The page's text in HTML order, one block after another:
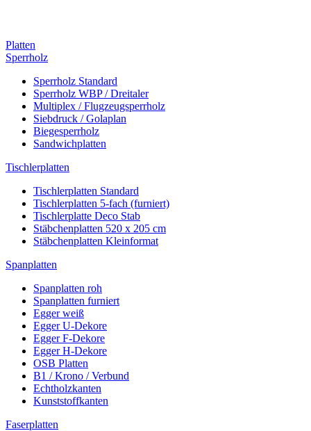
Platten
Sperrholz
Sperrholz Standard
Sperrholz WBP / Dreitaler
Multiplex / Flugzeugsperrholz
Siebdruck / Golaplan
Biegesperrholz
Sandwichplatten
Tischlerplatten
Tischlerplatten Standard
Tischlerplatten 5-fach (furniert)
Tischlerplatte Deco Stab
Stäbchenplatten 520 x 205 cm
Stäbchenplatten Kleinformat
Spanplatten
Spanplatten roh
Spanplatten furniert
Egger weiß
Egger U-Dekore
Egger F-Dekore
Egger H-Dekore
OSB Platten
B1 / Krono / Verbund
Echtholzkanten
Kunststoffkanten
Faserplatten